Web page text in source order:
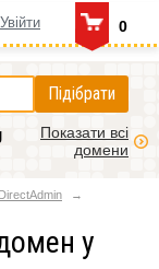
0
Увійти
Підібрати
Показати всі
домени
у